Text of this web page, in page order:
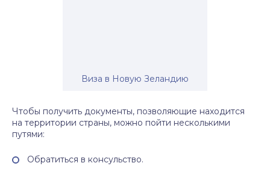
Виза в Новую Зеландию
Чтобы получить документы, позволяющие находится
на территории страны, можно пойти несколькими
путями:
Обратиться в консульство.